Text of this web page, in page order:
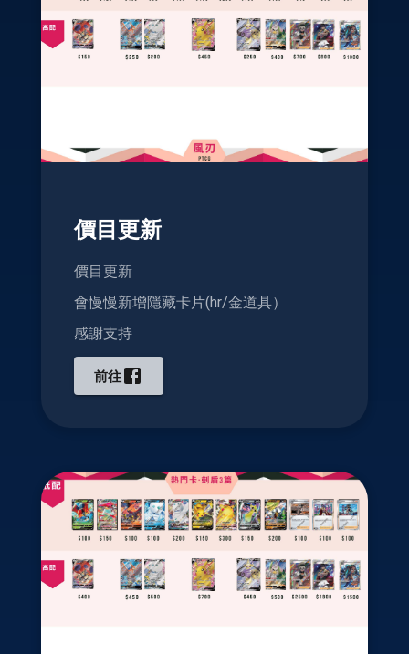
價目更新
價目更新
會慢慢新增隱藏卡片(hr/金道具）
感謝支持
前往